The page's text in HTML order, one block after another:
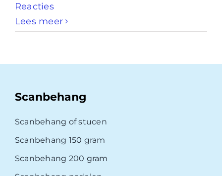
Reacties
Lees meer
Scanbehang
Scanbehang of stucen
Scanbehang 150 gram
Scanbehang 200 gram